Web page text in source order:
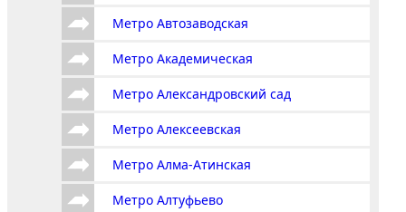
Метро Автозаводская
Метро Академическая
Метро Александровский сад
Метро Алексеевская
Метро Алма-Атинская
Метро Алтуфьево